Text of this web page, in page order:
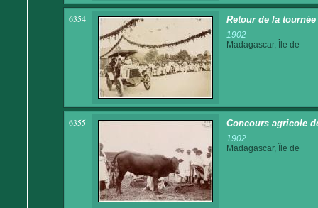
6354 Retour de la tournée
1902
Madagascar, Île de
6355 Concours agricole
1902
Madagascar, Île de